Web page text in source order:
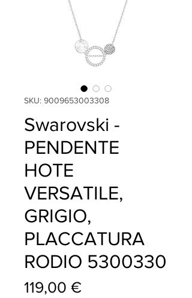
SKU: 9009653003308
Swarovski -
PENDENTE
HOTE
VERSATILE,
GRIGIO,
PLACCATURA
RODIO 5300330
119,00 €Prezzo